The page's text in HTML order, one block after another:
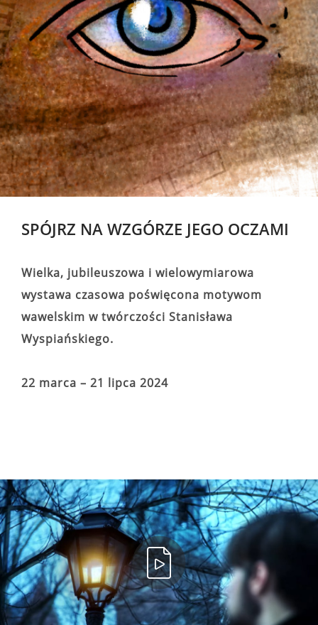
SPÓJRZ NA WZGÓRZE JEGO OCZAMI
Wielka, jubileuszowa i wielowymiarowa
wystawa czasowa poświęcona motywom
wawelskim w twórczości Stanisława
Wyspiańskiego.
22 marca – 21 lipca 2024